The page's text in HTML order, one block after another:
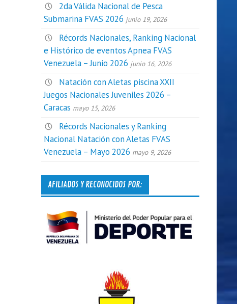
2da Válida Nacional de Pesca
Submarina FVAS 2026 junio 19, 2026
Récords Nacionales, Ranking Nacional
e Histórico de eventos Apnea FVAS
Venezuela – Junio 2026 junio 16, 2026
Natación con Aletas piscina XXII
Juegos Nacionales Juveniles 2026 –
Caracas mayo 15, 2026
Récords Nacionales y Ranking
Nacional Natación con Aletas FVAS
Venezuela – Mayo 2026 mayo 9, 2026
AFILIADOS Y RECONOCIDOS POR: